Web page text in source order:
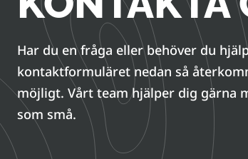
Har du en fråga eller behöver du
kontaktformuläret nedan så
möjligt. Vårt team hjälper dig gärna
som små.